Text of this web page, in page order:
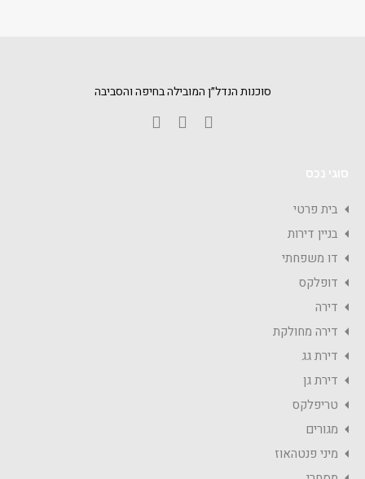
סוכנות הנדל״ן המובילה בחיפה והסביבה
בית פרטי
בניין דירות
דו משפחתי
דופלקס
דירה
דירה מחולקת
דירת גג
דירת גן
טריפלקס
מגורים
מיני פנטהאוז